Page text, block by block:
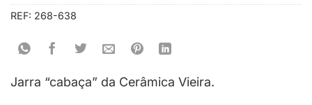
REF: 268-638
Jarra “cabaça” da Cerâmica Vieira.